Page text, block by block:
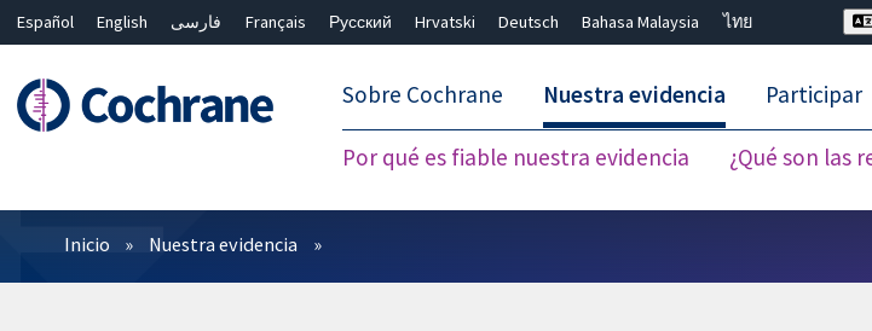
Español English فارسی Français Русский Hrvatski Deutsch Bahasa Malaysia
ไทย
Sobre Cochrane Nuestra evidencia
Por qué es fiable nuestra evidencia ¿Qué son las
Participar
Filtros
Inicio Nuestra evidencia